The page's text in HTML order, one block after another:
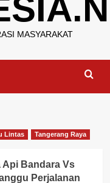
MASYARAKAT
Lintas Tangerang Raya
Api Bandara Vs
Perjalanan